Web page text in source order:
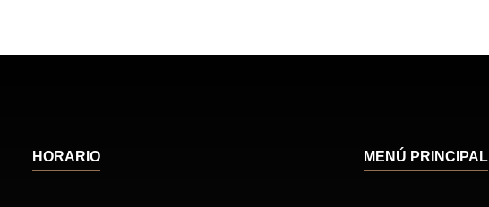
HORARIO MENÚ PRINCIPAL